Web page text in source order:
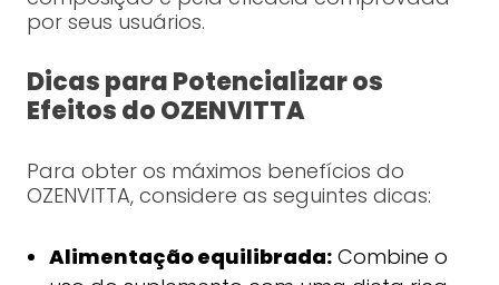
por seus usuários.
Dicas para Potencializar os
Efeitos do OZENVITTA
Para obter os máximos benefícios do
OZENVITTA, considere as seguintes dicas:
Alimentação equilibrada:Combine o